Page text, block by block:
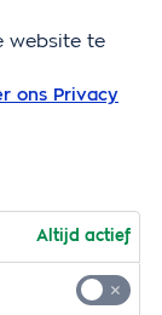
niet
erger: zelf
vertellen je
website te
ons Privacy
Altijd actief